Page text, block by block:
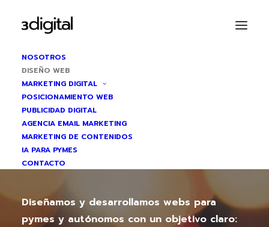
NOSOTROS
DISEÑO WEB
MARKETING DIGITAL
POSICIONAMIENTO WEB
PUBLICIDAD DIGITAL
AGENCIA EMAIL MARKETING
MARKETING DE CONTENIDOS
IA PARA PYMES
CONTACTO
AGENCIA DISEÑO WEB
Convierte visitas
en contactos
Diseñamos y desarrollamos webs para
pymes y autónomos con un objetivo claro: